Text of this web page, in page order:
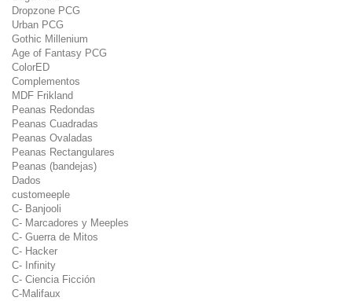
Dropzone PCG
Urban PCG
Gothic Millenium
Age of Fantasy PCG
ColorED
Complementos
MDF Frikland
Peanas Redondas
Peanas Cuadradas
Peanas Ovaladas
Peanas Rectangulares
Peanas (bandejas)
Dados
customeeple
C- Banjooli
C- Marcadores y Meeples
C- Guerra de Mitos
C- Hacker
C- Infinity
C- Ciencia Ficción
C-Malifaux